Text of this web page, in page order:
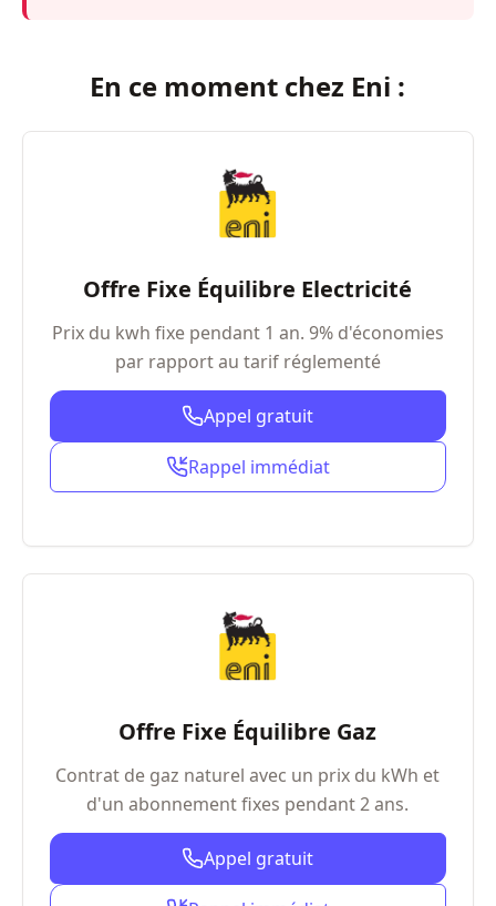
En ce moment chez Eni :
Offre Fixe Équilibre Electricité
Prix du kwh fixe pendant 1 an. 9% d'économies
par rapport au tarif réglementé
Appel gratuit
Rappel immédiat
Offre Fixe Équilibre Gaz
Contrat de gaz naturel avec un prix du kWh et
d'un abonnement fixes pendant 2 ans.
Appel gratuit